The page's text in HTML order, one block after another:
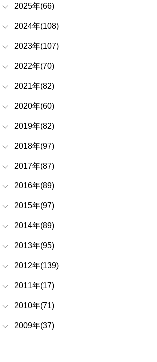
2025年(66)
2024年(108)
2023年(107)
2022年(70)
2021年(82)
2020年(60)
2019年(82)
2018年(97)
2017年(87)
2016年(89)
2015年(97)
2014年(89)
2013年(95)
2012年(139)
2011年(17)
2010年(71)
2009年(37)